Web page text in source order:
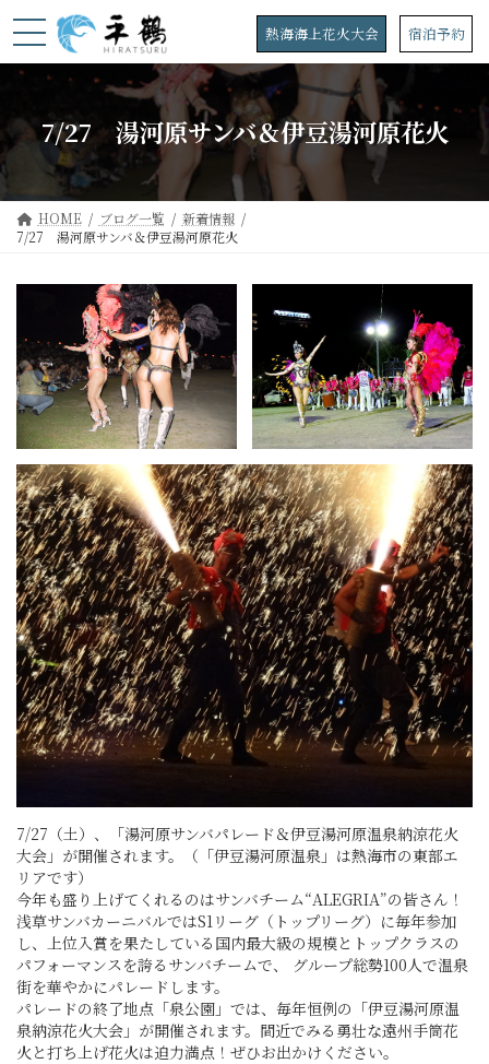
ン
キ
ッ
プ
ビ
に
移
動
熱海海上花火大会 宿泊予約
7/27 湯河原サンバ＆伊豆湯河原花火
HOME ブログ一覧
新着情報
7/27 湯河原サンバ＆伊豆湯河原花火
7/27（土）、「湯河原サンバパレード＆伊豆湯河原温泉納涼花火
大会」が開催されます。（「伊豆湯河原温泉」は熱海市の東部エ
リアです）
今年も盛り上げてくれるのはサンバチーム“ALEGRIA”の皆さん！
浅草サンバカーニバルではS1リーグ（トップリーグ）に毎年参加
し、上位入賞を果たしている国内最大級の規模とトップクラスの
パフォーマンスを誇るサンバチームで、 グループ総勢100人で温泉
街を華やかにパレードします。
パレードの終了地点「泉公園」では、毎年恒例の「伊豆湯河原温
泉納涼花火大会」が開催されます。間近でみる勇壮な遠州手筒花
火と打ち上げ花火は迫力満点！ぜひお出かけください。